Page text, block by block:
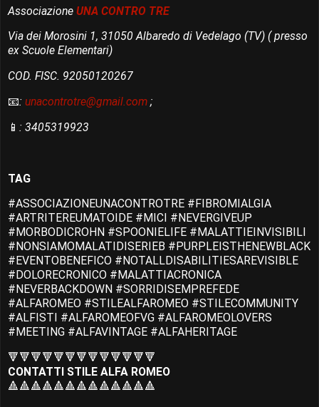
Associazione UNA CONTRO TRE
Via dei Morosini 1, 31050 Albaredo di Vedelago (TV) ( presso
ex Scuole Elementari)
COD. FISC. 92050120267
📧: unacontrotre@gmail.com ;
📱 : 3405319923
TAG
#ASSOCIAZIONEUNACONTROTRE #FIBROMIALGIA
#ARTRITEREUMATOIDE #MICI #NEVERGIVEUP
#MORBODICROHN #SPOONIELIFE #MALATTIEINVISIBILI
#NONSIAMOMALATIDISERIEB #PURPLEISTHENEWBLACK
#EVENTOBENEFICO #NOTALLDISABILITIESAREVISIBLE
#DOLORECRONICO #MALATTIACRONICA
#NEVERBACKDOWN #SORRIDISEMPREFEDE
#ALFAROMEO #STILEALFAROMEO #STILECOMMUNITY
#ALFISTI #ALFAROMEOFVG #ALFAROMEOLOVERS
#MEETING #ALFAVINTAGE #ALFAHERITAGE
🔻🔻🔻🔻🔻🔻🔻🔻🔻🔻🔻🔻🔻
CONTATTI STILE ALFA ROMEO
🔺🔺🔺🔺🔺🔺🔺🔺🔺🔺🔺🔺🔺